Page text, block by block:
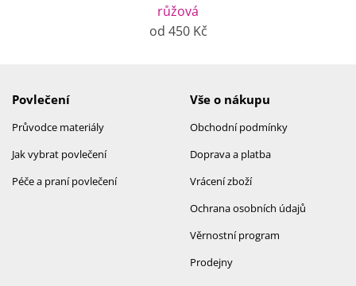
růžová
od 450 Kč
Povlečení
Průvodce materiály
Jak vybrat povlečení
Péče a praní povlečení
Vše o nákupu
Obchodní podmínky
Doprava a platba
Vrácení zboží
Ochrana osobních údajů
Věrnostní program
Prodejny